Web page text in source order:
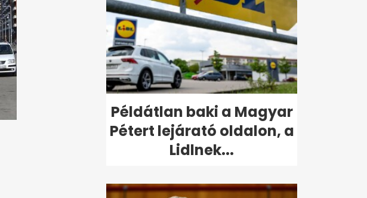
Példátlan baki a Magyar
Pétert lejárató oldalon, a
Lidlnek...